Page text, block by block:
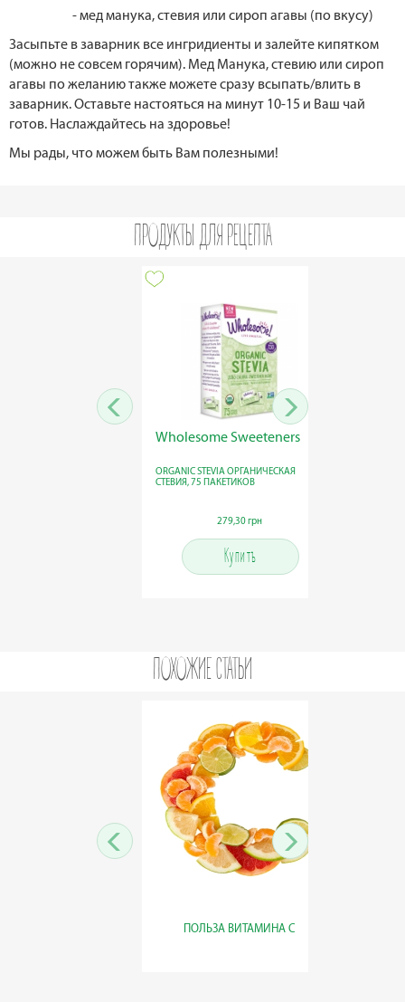
- мед манука, стевия или сироп агавы (по вкусу)
Засыпьте в заварник все ингридиенты и залейте кипятком
(можно не совсем горячим). Мед Манука, стевию или сироп
агавы по желанию также можете сразу всыпать/влить в
заварник. Оставьте настояться на минут 10-15 и Ваш чай
готов. Наслаждайтесь на здоровье!
Мы рады, что можем быть Вам полезными!
ПРОДУКТЫ ДЛЯ РЕЦЕПТА
Wholesome Sweeteners
ORGANIC STEVIA ОРГАНИЧЕСКАЯ
СТЕВИЯ, 75 ПАКЕТИКОВ
279,30 грн
Купить
279,30 грн
Купить
ПОХОЖИЕ СТАТЬИ
ПОЛЬЗА ВИТАМИНА С